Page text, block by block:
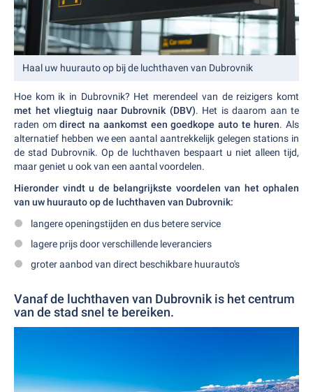
Haal uw huurauto op bij de luchthaven van Dubrovnik
Hoe kom ik in Dubrovnik? Het merendeel van de reizigers komt
met het vliegtuig naar Dubrovnik (DBV). Het is daarom aan te
raden omdirect na aankomst een goedkope auto te huren. Als
alternatief hebben we een aantal aantrekkelijk gelegen stations in
de stad Dubrovnik. Op de luchthaven bespaart u niet alleen tijd,
maar geniet u ook van een aantal voordelen.
Hieronder vindt u de belangrijkste voordelen van het ophalen
van uw huurauto op de luchthaven van Dubrovnik:
langere openingstijden en dus betere service
lagere prijs door verschillende leveranciers
groter aanbod van direct beschikbare huurauto's
Vanaf de luchthaven van Dubrovnik is het centrum
van de stad snel te bereiken.